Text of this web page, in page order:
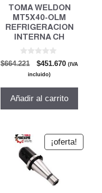
TOMA WELDON
MT5X40-OLM
REFRIGERACION
INTERNA CH
0
d
$664.221
El
precio
era:
$451.670El(IVA
incluido)
Añadir al carrito
¡oferta!